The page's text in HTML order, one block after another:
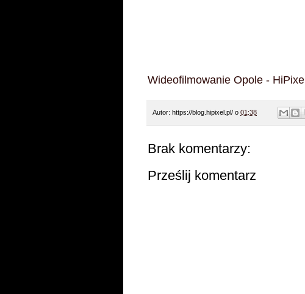
Wideofilmowanie Opole - HiPixel
Autor: https://blog.hipixel.pl/ o 01:38
Brak komentarzy:
Prześlij komentarz